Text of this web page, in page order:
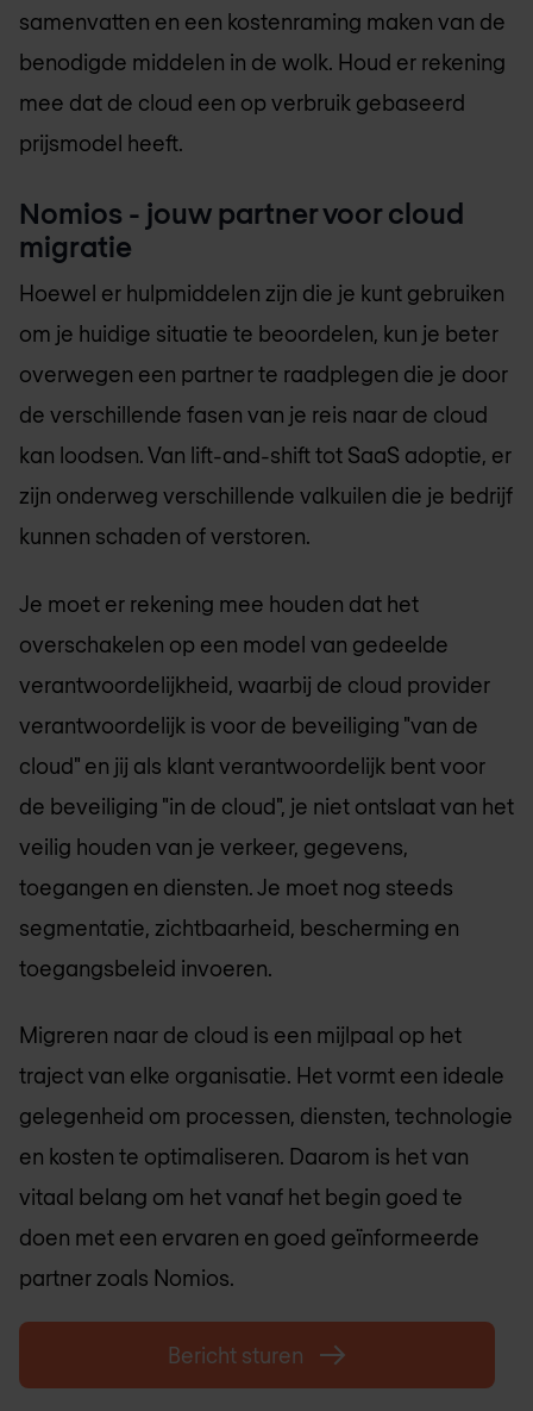
samenvatten en een kostenraming maken van de
benodigde middelen in de wolk. Houd er rekening
mee dat de cloud een op verbruik gebaseerd
prijsmodel heeft.
Nomios - jouw partner voor cloud
migratie
Hoewel er hulpmiddelen zijn die je kunt gebruiken
om je huidige situatie te beoordelen, kun je beter
overwegen een partner te raadplegen die je door
de verschillende fasen van je reis naar de cloud
kan loodsen. Van lift-and-shift tot SaaS adoptie, er
zijn onderweg verschillende valkuilen die je bedrijf
kunnen schaden of verstoren.
Je moet er rekening mee houden dat het
overschakelen op een model van gedeelde
verantwoordelijkheid, waarbij de cloud provider
verantwoordelijk is voor de beveiliging "van de
cloud" en jij als klant verantwoordelijk bent voor
de beveiliging "in de cloud", je niet ontslaat van het
veilig houden van je verkeer, gegevens,
toegangen en diensten. Je moet nog steeds
segmentatie, zichtbaarheid, bescherming en
toegangsbeleid invoeren.
Migreren naar de cloud is een mijlpaal op het
traject van elke organisatie. Het vormt een ideale
gelegenheid om processen, diensten, technologie
en kosten te optimaliseren. Daarom is het van
vitaal belang om het vanaf het begin goed te
doen met een ervaren en goed geïnformeerde
partner zoals Nomios.
Bericht sturen